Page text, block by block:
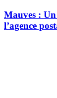
Mauves :
l’agence